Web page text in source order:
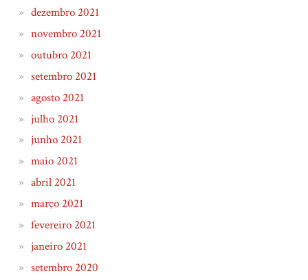
dezembro 2021
novembro 2021
outubro 2021
setembro 2021
agosto 2021
julho 2021
junho 2021
maio 2021
abril 2021
março 2021
fevereiro 2021
janeiro 2021
setembro 2020